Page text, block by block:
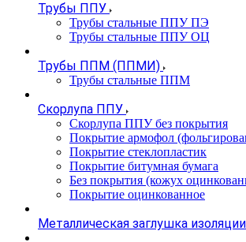
Трубы ППУ
Трубы стальные ППУ ПЭ
Трубы стальные ППУ ОЦ
Трубы ППМ (ППМИ)
Трубы стальные ППМ
Скорлупа ППУ
Скорлупа ППУ без покрытия
Покрытие армофол
Покрытие стеклопластик
Покрытие битумная бумага
Без покрытия (кожух
Покрытие оцинкованное
Металлическая заглушка